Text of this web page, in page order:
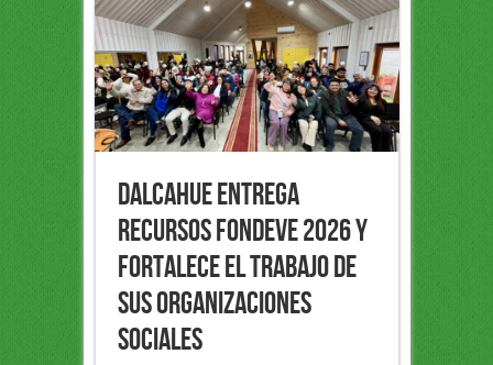
Dalcahue entrega
recursos FONDEVE 2026 y
fortalece el trabajo de
sus organizaciones
sociales